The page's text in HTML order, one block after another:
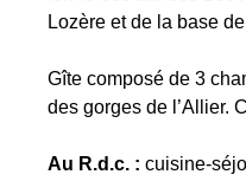
Lozère et de la base
Gîte composé de 3
des gorges de l’Allier.
Au R.d.c. : cuisine-